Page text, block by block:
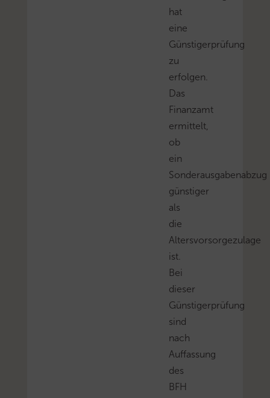
hat
eine
Günstigerprüfung
zu
erfolgen.
Das
Finanzamt
ermittelt,
ob
ein
Sonderausgabenabzug
günstiger
als
die
Altersvorsorgezulage
ist.
Bei
dieser
Günstigerprüfung
sind
nach
Auffassung
des
BFH